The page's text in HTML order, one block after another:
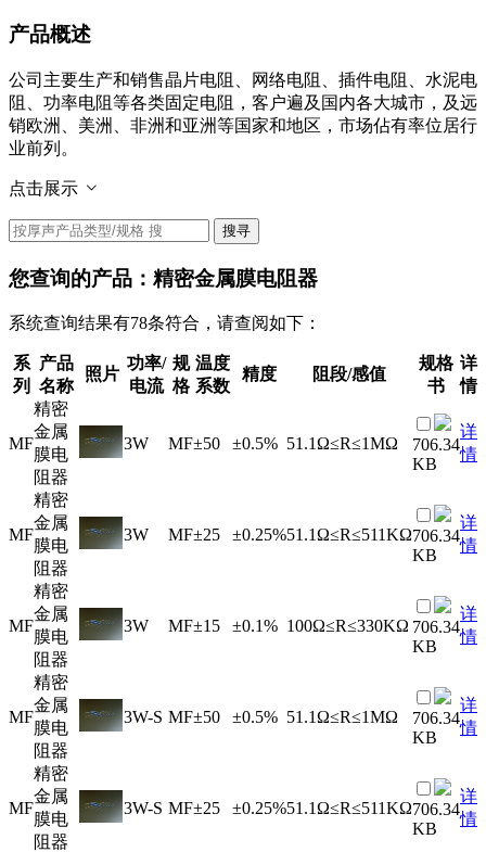
产品概述
公司主要生产和销售晶片电阻、网络电阻、插件电阻、水泥电
阻、功率电阻等各类固定电阻，客户遍及国内各大城市，及远
销欧洲、美洲、非洲和亚洲等国家和地区，市场佔有率位居行
业前列。
点击展示
搜寻
您查询的产品： 精密金属膜电阻器
系统查询结果有78条符合，请查阅如下：
系
列
产品
名称
照片
功率/
电流
规
格
温度
系数
精度 阻段/感值
规格
书
详
情
MF
精密
金属
膜电
阻器
3W MF±50 ±0.5% 51.1Ω≤R≤1MΩ
706.34
KB
详
情
MF
精密
金属
膜电
阻器
3W MF±25 ±0.25%51.1Ω≤R≤511KΩ706.34
KB
详
情
MF
精密
金属
膜电
阻器
3W MF±15 ±0.1% 100Ω≤R≤330KΩ 706.34
KB
详
情
MF
精密
金属
膜电
阻器
3W-S MF±50 ±0.5% 51.1Ω≤R≤1MΩ
706.34
KB
详
情
MF
精密
金属
膜电
阻器
3W-S MF±25 ±0.25%51.1Ω≤R≤511KΩ706.34
KB
详
情